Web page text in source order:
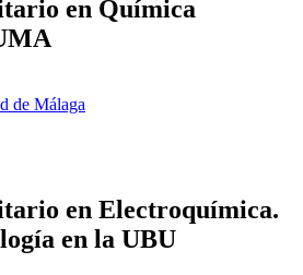
en Química
de Málaga
en Electroquímica.
en la UBU